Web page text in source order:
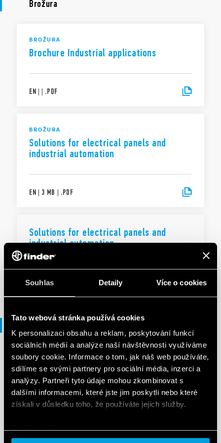
Souhlas Detaily Více o cookies
Tato webová stránka používá cookies
K personalizaci obsahu a reklam, poskytování funkcí
sociálních médií a analýze naší návštěvnosti využíváme
soubory cookie. Informace o tom, jak náš web používáte,
sdílíme se svými partnery pro sociální média, inzerci a
analýzy. Partneři tyto údaje mohou zkombinovat s
dalšími informacemi, které jste jim poskytli nebo které
získali v důsledku toho, že používáte jejich služby.
Brožura
BROŽURA
Brochure Industrial applications
EN | | .PDF
BROŽURA
Solutions for electrical panels and
industrial automation
EN | 3 MB | .PDF
Solutions for electrical panels and
industrial automation
EN|| .PDF
Průvodce výběrem
PRŮVODCE VÝBĚREM
72 Series - Level control relays for
conductive liquids